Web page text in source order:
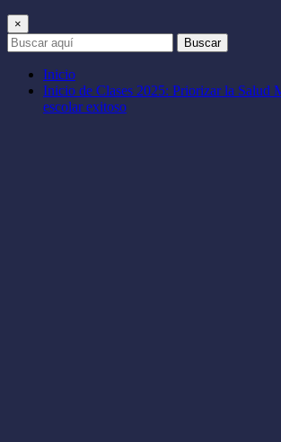
×
Buscar
Inicio
Inicio de Clases 2025: Priorizar la Salud
escolar exitoso